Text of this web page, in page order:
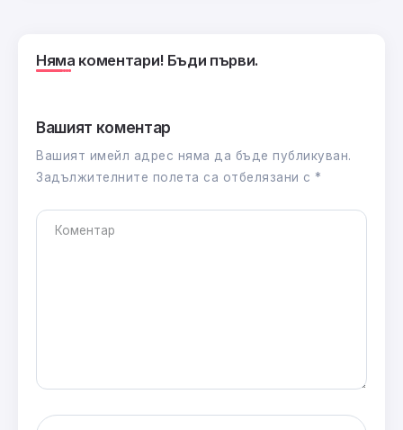
Няма коментари! Бъди първи.
Вашият коментар
Вашият имейл адрес няма да бъде публикуван.
Задължителните полета са отбелязани с *